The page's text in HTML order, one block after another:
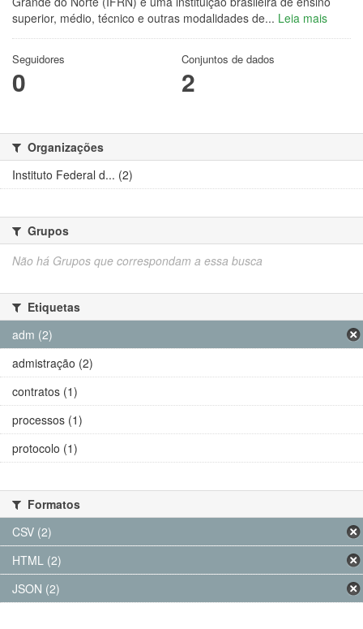
superior, médio, técnico e outras modalidades de... Leia mais
Seguidores
0
Conjuntos de dados
2
Organizações
Instituto Federal d... (2)
Grupos
Não há Grupos que correspondam a essa busca
Etiquetas
adm (2)
admistração (2)
contratos (1)
processos (1)
protocolo (1)
Formatos
CSV (2)
HTML (2)
JSON (2)